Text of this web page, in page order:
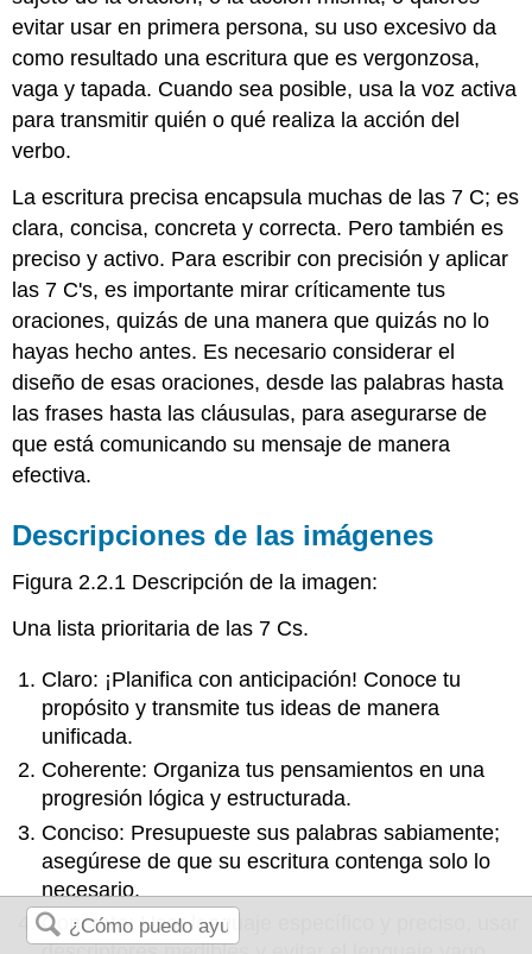
evitar usar en primera persona, su uso excesivo da
como resultado una escritura que es vergonzosa,
vaga y tapada. Cuando sea posible, usa la voz activa
para transmitir quién o qué realiza la acción del
verbo.
La escritura precisa encapsula muchas de las 7 C; es
clara, concisa, concreta y correcta. Pero también es
preciso y activo. Para escribir con precisión y aplicar
las 7 C's, es importante mirar críticamente tus
oraciones, quizás de una manera que quizás no lo
hayas hecho antes. Es necesario considerar el
diseño de esas oraciones, desde las palabras hasta
las frases hasta las cláusulas, para asegurarse de
que está comunicando su mensaje de manera
efectiva.
Descripciones de las imágenes
Figura 2.2.1 Descripción de la imagen:
Una lista prioritaria de las 7 Cs.
Claro: ¡Planifica con anticipación! Conoce tu
propósito y transmite tus ideas de manera
unificada.
Coherente: Organiza tus pensamientos en una
progresión lógica y estructurada.
Conciso: Presupueste sus palabras sabiamente;
asegúrese de que su escritura contenga solo lo
necesario.
Concreto: Usar lenguaje específico y preciso, usar